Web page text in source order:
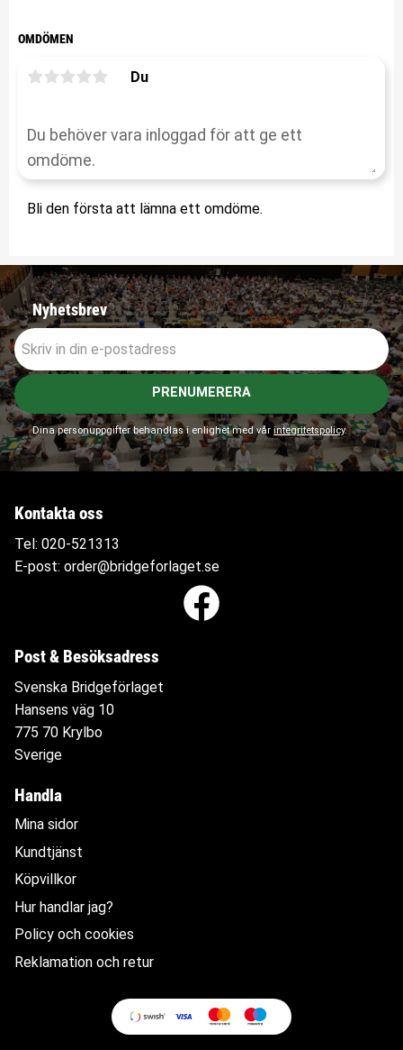
OMDÖMEN
Du
Bli den första att lämna ett omdöme.
Nyhetsbrev
PRENUMERERA
Dina personuppgifter behandlas i enlighet med vår integritetspolicy.
Kontakta oss
Tel: 020-521313
E-post: order@bridgeforlaget.se
Post & Besöksadress
Svenska Bridgeförlaget
Hansens väg 10
775 70 Krylbo
Sverige
Handla
Mina sidor
Kundtjänst
Köpvillkor
Hur handlar jag?
Policy och cookies
Reklamation och retur